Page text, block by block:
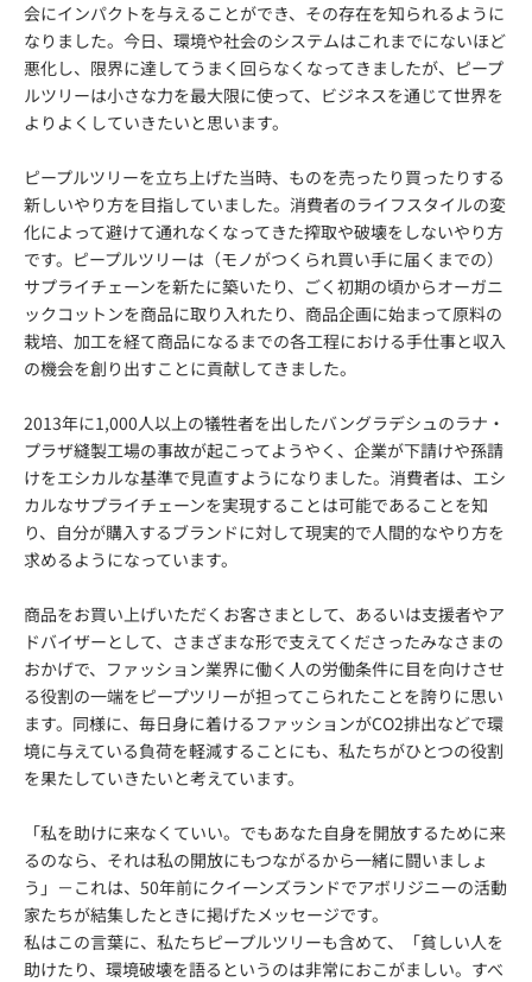
会にインパクトを与えることができ、その存在を知られるように
なりました。今日、環境や社会のシステムはこれまでにないほど
悪化し、限界に達してうまく回らなくなってきましたが、ピープ
ルツリーは小さな力を最大限に使って、ビジネスを通じて世界を
よりよくしていきたいと思います。
ピープルツリーを立ち上げた当時、ものを売ったり買ったりする
新しいやり方を目指していました。消費者のライフスタイルの変
化によって避けて通れなくなってきた搾取や破壊をしないやり方
です。ピープルツリーは（モノがつくられ買い手に届くまでの）
サプライチェーンを新たに築いたり、ごく初期の頃からオーガニ
ックコットンを商品に取り入れたり、商品企画に始まって原料の
栽培、加工を経て商品になるまでの各工程における手仕事と収入
の機会を創り出すことに貢献してきました。
2013年に1,000人以上の犠牲者を出したバングラデシュのラナ・
プラザ縫製工場の事故が起こってようやく、企業が下請けや孫請
けをエシカルな基準で見直すようになりました。消費者は、エシ
カルなサプライチェーンを実現することは可能であることを知
り、自分が購入するブランドに対して現実的で人間的なやり方を
求めるようになっています。
商品をお買い上げいただくお客さまとして、あるいは支援者やア
ドバイザーとして、さまざまな形で支えてくださったみなさまの
おかげで、ファッション業界に働く人の労働条件に目を向けさせ
る役割の一端をピープツリーが担ってこられたことを誇りに思い
ます。同様に、毎日身に着けるファッションがCO2排出などで環
境に与えている負荷を軽減することにも、私たちがひとつの役割
を果たしていきたいと考えています。
「私を助けに来なくていい。でもあなた自身を開放するために来
るのなら、それは私の開放にもつながるから一緒に闘いましょ
う」－これは、50年前にクイーンズランドでアボリジニーの活動
家たちが結集したときに掲げたメッセージです。
私はこの言葉に、私たちピープルツリーも含めて、「貧しい人を
助けたり、環境破壊を語るというのは非常におこがましい。すべ